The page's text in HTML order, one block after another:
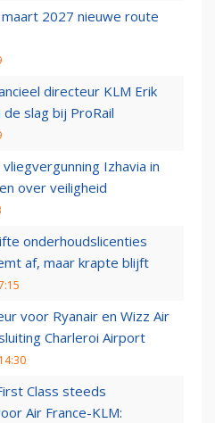
2027 nieuwe route
directeur KLM Erik
de slag bij ProRail
Izhavia in
over veiligheid
onderhoudslicenties
af, maar krapte blijft
voor Ryanair en Wizz Air
Charleroi Airport
Class steeds
Air France-KLM: